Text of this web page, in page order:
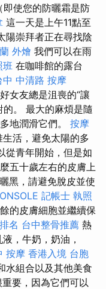
使您的防曬霜是防
這一天是上午11點至
陽崇拜者正在尋找陰
外燴 我們可以在雨
班 在咖啡館的露台
中 中清路 按摩
女友總是沮喪的“讓
的。 最大的麻煩是隨
地潤滑它們。 按摩
活，避免太陽的多
從青年開始，但是如
五十歲左右的皮膚上
黑，請避免脫皮並使
記帳士 執照
的皮膚細胞並繼續保
名 台中整骨推薦 熱
，牛奶，奶油，
按摩 香港入境 台胞
水組合以及其他美食
要，因為它們可以